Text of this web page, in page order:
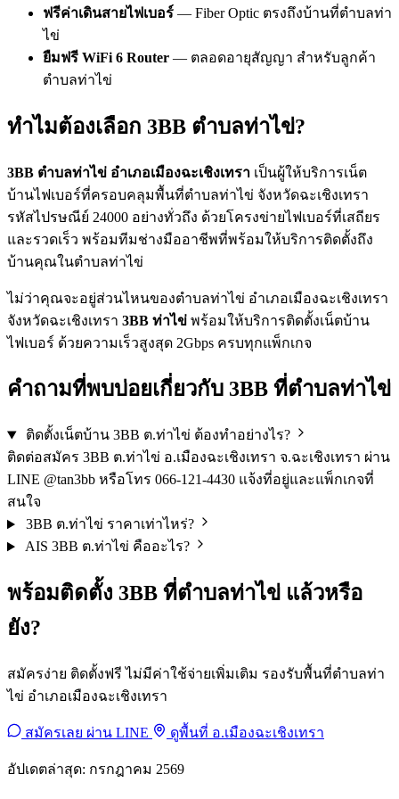
ฟรีค่าเดินสายไฟเบอร์ — Fiber Optic ตรงถึงบ้านที่ตำบลท่า
ไข่
ยืมฟรี WiFi 6 Router — ตลอดอายุสัญญา สำหรับลูกค้า
ตำบลท่าไข่
ทำไมต้องเลือก 3BB ตำบลท่าไข่?
3BB ตำบลท่าไข่ อำเภอเมืองฉะเชิงเทรา เป็นผู้ให้บริการเน็ต
บ้านไฟเบอร์ที่ครอบคลุมพื้นที่ตำบลท่าไข่ จังหวัดฉะเชิงเทรา
รหัสไปรษณีย์ 24000 อย่างทั่วถึง ด้วยโครงข่ายไฟเบอร์ที่เสถียร
และรวดเร็ว พร้อมทีมช่างมืออาชีพที่พร้อมให้บริการติดตั้งถึง
บ้านคุณในตำบลท่าไข่
ไม่ว่าคุณจะอยู่ส่วนไหนของตำบลท่าไข่ อำเภอเมืองฉะเชิงเทรา
จังหวัดฉะเชิงเทรา 3BB ท่าไข่ พร้อมให้บริการติดตั้งเน็ตบ้าน
ไฟเบอร์ ด้วยความเร็วสูงสุด 2Gbps ครบทุกแพ็กเกจ
คำถามที่พบบ่อยเกี่ยวกับ 3BB ที่ตำบลท่าไข่
ติดตั้งเน็ตบ้าน 3BB ต.ท่าไข่ ต้องทำอย่างไร?
ติดต่อสมัคร 3BB ต.ท่าไข่ อ.เมืองฉะเชิงเทรา จ.ฉะเชิงเทรา ผ่าน
LINE @tan3bb หรือโทร 066-121-4430 แจ้งที่อยู่และแพ็กเกจที่
สนใจ
3BB ต.ท่าไข่ ราคาเท่าไหร่?
AIS 3BB ต.ท่าไข่ คืออะไร?
พร้อมติดตั้ง 3BB ที่ตำบลท่าไข่ แล้วหรือ
ยัง?
สมัครง่าย ติดตั้งฟรี ไม่มีค่าใช้จ่ายเพิ่มเติม รองรับพื้นที่ตำบลท่า
ไข่ อำเภอเมืองฉะเชิงเทรา
สมัครเลย ผ่าน LINE ดูพื้นที่ อ.เมืองฉะเชิงเทรา
อัปเดตล่าสุด: กรกฎาคม 2569